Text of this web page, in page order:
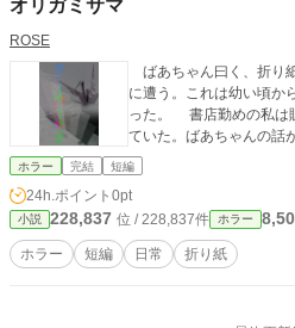
オリガミサマ
ROSE
ばあちゃん曰く、折り
に遭う。これは幼い頃か
った。 書店勤めの私は
ていた。ばあちゃんの話
ホラー 完結 短編
24h.ポイント 0pt
小説 228,837 位 / 228,837件 ホラー
ホラー 短編 日常 折り紙